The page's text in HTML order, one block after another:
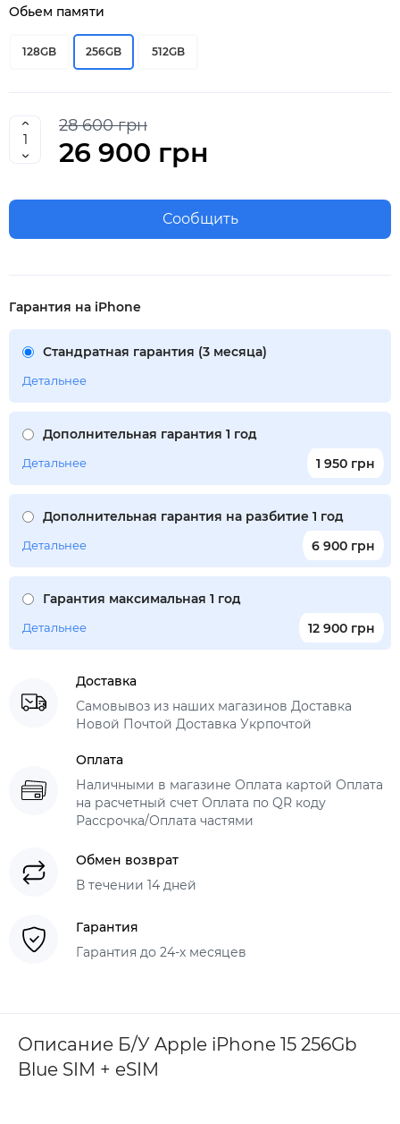
Обьем памяти
128GB 256GB 512GB
28 600 грн
26 900 грн
Сообщить
Гарантия на iPhone
Стандратная гарантия (3 месяца)
Детальнее
Дополнительная гарантия 1 год
1 950 грн
Детальнее
Дополнительная гарантия на разбитие 1 год
6 900 грн
Детальнее
Гарантия максимальная 1 год
12 900 грн
Детальнее
Доставка
Самовывоз из наших магазинов Доставка
Новой Почтой Доставка Укрпочтой
Оплата
Наличными в магазине Оплата картой Оплата
на расчетный счет Оплата по QR коду
Рассрочка/Оплата частями
Обмен возврат
В течении 14 дней
Гарантия
Гарантия до 24-х месяцев
Описание Б/У Apple iPhone 15 256Gb
Blue SIM + eSIM